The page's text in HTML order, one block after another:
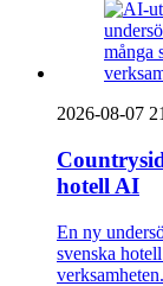
2026-08-07
hotell AI
En ny
svenska
verksamheten.